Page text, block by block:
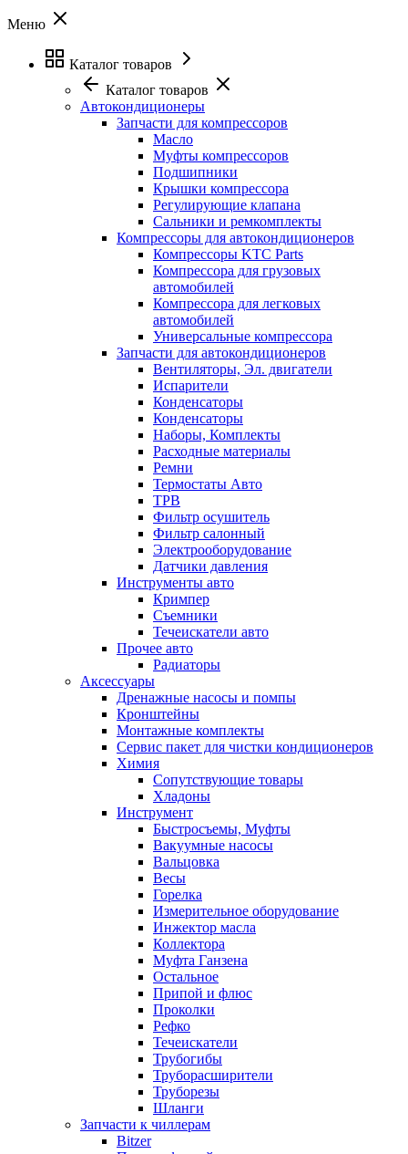
Меню
Каталог товаров
Каталог товаров
Автокондиционеры
Запчасти для компрессоров
Масло
Муфты компрессоров
Подшипники
Крышки компрессора
Регулирующие клапана
Сальники и ремкомплекты
Компрессоры для автокондиционеров
Компрессоры KTC Parts
Компрессора для грузовых
автомобилей
Компрессора для легковых
автомобилей
Универсальные компрессора
Запчасти для автокондиционеров
Вентиляторы, Эл. двигатели
Испарители
Конденсаторы
Конденсаторы
Наборы, Комплекты
Расходные материалы
Ремни
Термостаты Авто
ТРВ
Фильтр осушитель
Фильтр салонный
Электрооборудование
Датчики давления
Инструменты авто
Кримпер
Съемники
Течеискатели авто
Прочее авто
Радиаторы
Аксессуары
Дренажные насосы и помпы
Кронштейны
Монтажные комплекты
Сервис пакет для чистки кондиционеров
Химия
Сопутствующие товары
Хладоны
Инструмент
Быстросъемы, Муфты
Вакуумные насосы
Вальцовка
Весы
Горелка
Измерительное оборудование
Инжектор масла
Коллектора
Муфта Ганзена
Остальное
Припой и флюс
Проколки
Рефко
Течеискатели
Трубогибы
Труборасширители
Труборезы
Шланги
Запчасти к чиллерам
Bitzer